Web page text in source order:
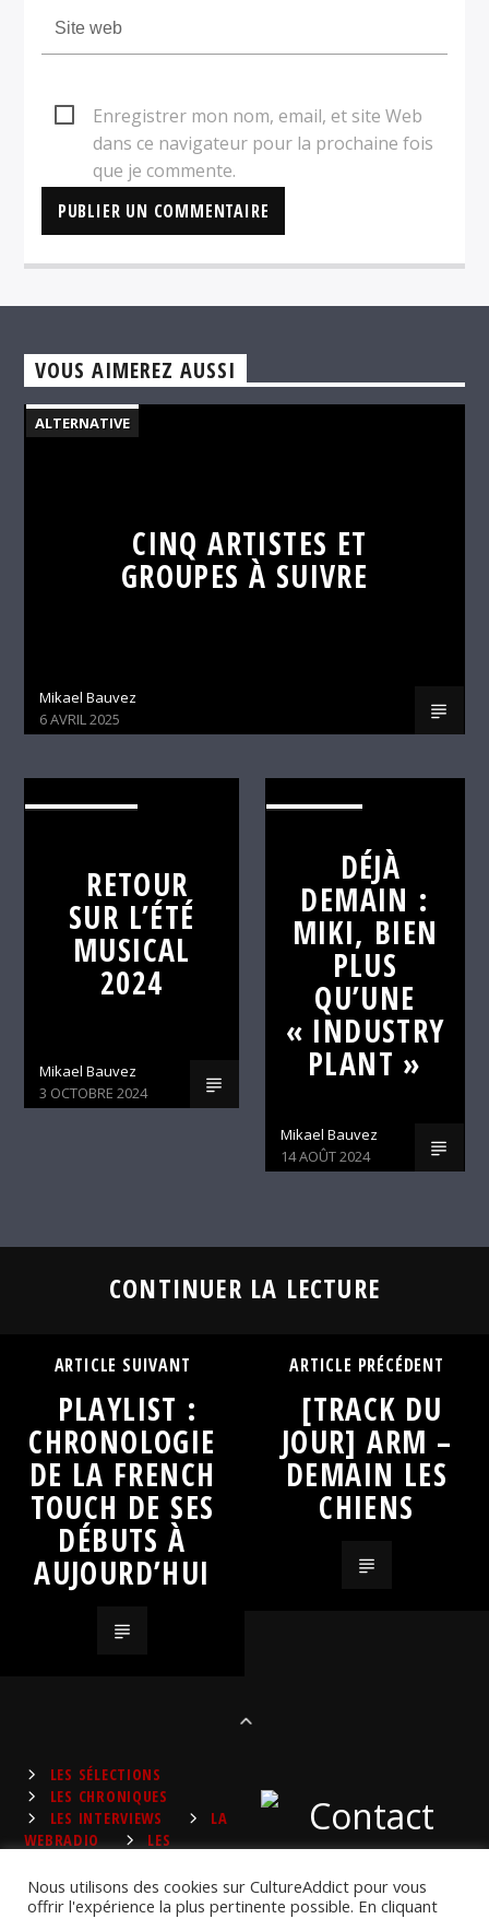
Enregistrer mon nom, email, et site Web
dans ce navigateur pour la prochaine fois
que je commente.
VOUS AIMEREZ AUSSI
ALTERNATIVE
CINQ ARTISTES ET
GROUPES À SUIVRE
Mikael Bauvez
6 AVRIL 2025
RETOUR
SUR L’ÉTÉ
MUSICAL
2024
Mikael Bauvez
3 OCTOBRE 2024
DÉJÀ
DEMAIN :
MIKI, BIEN
PLUS
QU’UNE
« INDUSTRY
PLANT »
Mikael Bauvez
14 AOÛT 2024
CONTINUER LA LECTURE
ARTICLE SUIVANT
PLAYLIST :
CHRONOLOGIE
DE LA FRENCH
TOUCH DE SES
DÉBUTS À
AUJOURD’HUI
ARTICLE PRÉCÉDENT
[TRACK DU
JOUR] ARM –
DEMAIN LES
CHIENS
LES SÉLECTIONS
LES CHRONIQUES
LES INTERVIEWS
LA
WEBRADIO
LES
Nous utilisons des cookies sur CultureAddict pour vous
offrir l'expérience la plus pertinente possible. En cliquant